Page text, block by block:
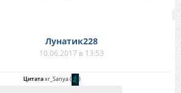
Лунатик228
10.06.2017 в 13:53
Цитатаxr_Sanya( )